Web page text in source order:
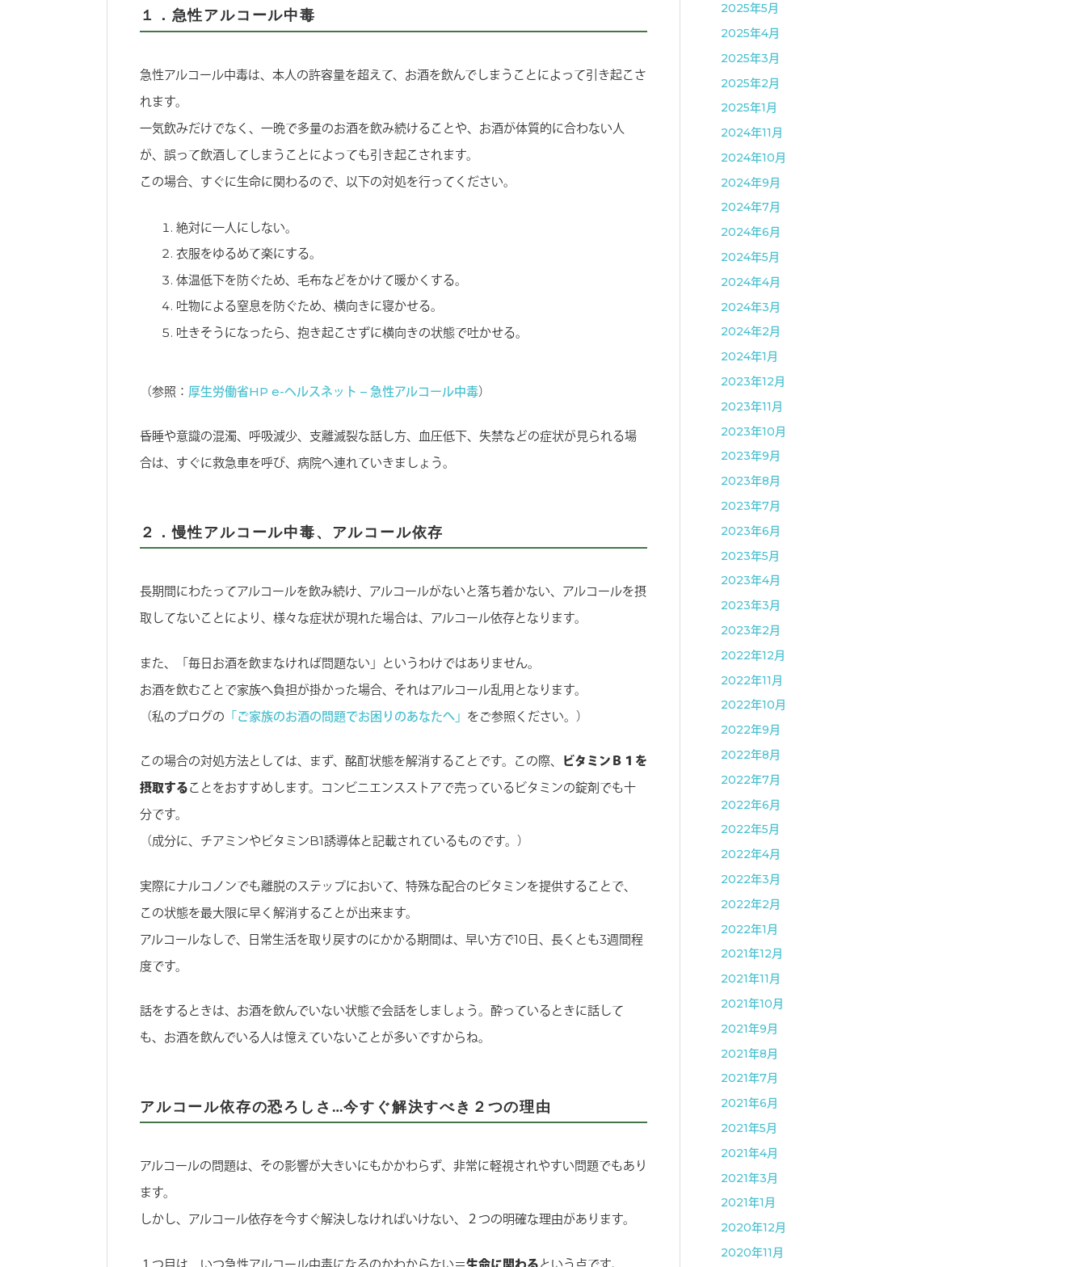
１．急性アルコール中毒
急性アルコール中毒は、本人の許容量を超えて、お酒を飲んでしまうことによって引き起こさ
れます。
一気飲みだけでなく、一晩で多量のお酒を飲み続けることや、お酒が体質的に合わない人
が、誤って飲酒してしまうことによっても引き起こされます。
この場合、すぐに生命に関わるので、以下の対処を行ってください。
絶対に一人にしない。
衣服をゆるめて楽にする。
体温低下を防ぐため、毛布などをかけて暖かくする。
吐物による窒息を防ぐため、横向きに寝かせる。
吐きそうになったら、抱き起こさずに横向きの状態で吐かせる。
（参照： 厚生労働省HP e-ヘルスネット – 急性アルコール中毒）
昏睡や意識の混濁、呼吸減少、支離滅裂な話し方、血圧低下、失禁などの症状が見られる場
合は、すぐに救急車を呼び、病院へ連れていきましょう。
２．慢性アルコール中毒、アルコール依存
長期間にわたってアルコールを飲み続け、アルコールがないと落ち着かない、アルコールを摂
取してないことにより、様々な症状が現れた場合は、アルコール依存となります。
また、「毎日お酒を飲まなければ問題ない」というわけではありません。
お酒を飲むことで家族へ負担が掛かった場合、それはアルコール乱用となります。
（私のブログの 「ご家族のお酒の問題でお困りのあなたへ」 をご参照ください。）
この場合の対処方法としては、まず、酩酊状態を解消することです。この際、
ビタミンＢ１を
摂取することをおすすめします。コンビニエンスストアで売っているビタミンの錠剤でも十
分です。
（成分に、チアミンやビタミンB1誘導体と記載されているものです。）
実際にナルコノンでも離脱のステップにおいて、特殊な配合のビタミンを提供することで、
この状態を最大限に早く解消することが出来ます。
アルコールなしで、日常生活を取り戻すのにかかる期間は、早い方で10日、長くとも3週間程
度です。
話をするときは、お酒を飲んでいない状態で会話をしましょう。酔っているときに話して
も、お酒を飲んでいる人は憶えていないことが多いですからね。
アルコール依存の恐ろしさ…今すぐ解決すべき２つの理由
アルコールの問題は、その影響が大きいにもかかわらず、非常に軽視されやすい問題でもあり
ます。
しかし、アルコール依存を今すぐ解決しなければいけない、２つの明確な理由があります。
2025年5月
2025年4月
2025年3月
2025年2月
2025年1月
2024年11月
2024年10月
2024年9月
2024年7月
2024年6月
2024年5月
2024年4月
2024年3月
2024年2月
2024年1月
2023年12月
2023年11月
2023年10月
2023年9月
2023年8月
2023年7月
2023年6月
2023年5月
2023年4月
2023年3月
2023年2月
2022年12月
2022年11月
2022年10月
2022年9月
2022年8月
2022年7月
2022年6月
2022年5月
2022年4月
2022年3月
2022年2月
2022年1月
2021年12月
2021年11月
2021年10月
2021年9月
2021年8月
2021年7月
2021年6月
2021年5月
2021年4月
2021年3月
2021年1月
2020年12月
2020年11月